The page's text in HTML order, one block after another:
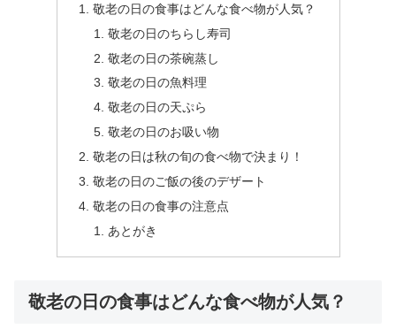
敬老の日の食事はどんな食べ物が人気？
敬老の日のちらし寿司
敬老の日の茶碗蒸し
敬老の日の魚料理
敬老の日の天ぷら
敬老の日のお吸い物
敬老の日は秋の旬の食べ物で決まり！
敬老の日のご飯の後のデザート
敬老の日の食事の注意点
あとがき
敬老の日の食事はどんな食べ物が人気？